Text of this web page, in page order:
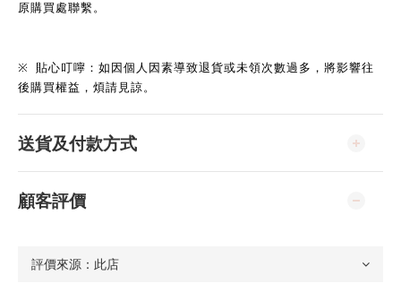
原購買處聯繫。
※
貼心叮嚀：如因個人因素導致退貨或未領次數過多，將影響往
後購買權益，煩請見諒。
送貨及付款方式
顧客評價